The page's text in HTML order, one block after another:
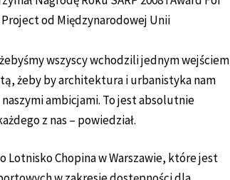
od Międzynarodowej Unii
wszyscy wchodzili jednym wejściem
żeby by architektura i urbanistyka nam
ambicjami. To jest absolutnie
z nas – powiedział.
Lotnisko Chopina w Warszawie, które jest